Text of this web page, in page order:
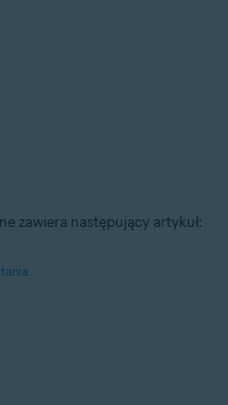
zawiera następujący artykuł: